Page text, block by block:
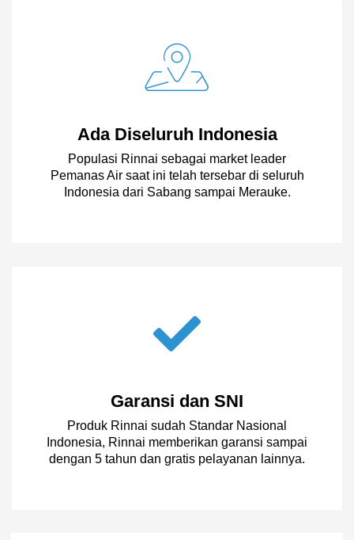
Ada Diseluruh Indonesia
Populasi Rinnai sebagai market leader
Pemanas Air saat ini telah tersebar di seluruh
Indonesia dari Sabang sampai Merauke.
Garansi dan SNI
Produk Rinnai sudah Standar Nasional
Indonesia, Rinnai memberikan garansi sampai
dengan 5 tahun dan gratis pelayanan lainnya.